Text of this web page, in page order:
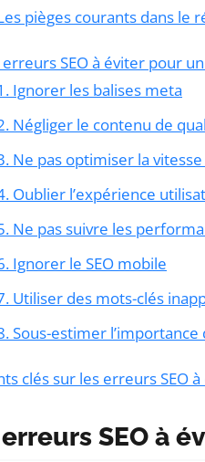
pièges courants dans le
erreurs SEO à éviter pour
Ignorer les balises meta
Négliger le contenu de
Ne pas optimiser la
Oublier l’expérience
Ne pas suivre les
Ignorer le SEO mobile
Utiliser des mots-clés
Sous-estimer l’importance
clés sur les erreurs SEO
erreurs SEO à